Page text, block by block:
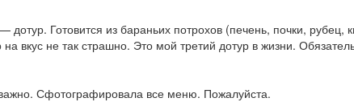
дотур. Готовится из бараньих потрохов (печень, почки,
вкус не так страшно. Это мой третий дотур в жизни.
Сфотографировала все меню. Пожалуйста.